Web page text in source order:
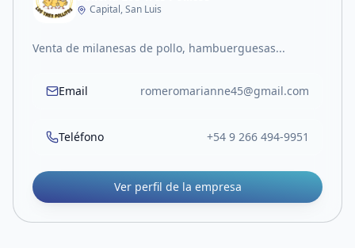
Capital, San Luis
Venta de milanesas de pollo, hambuerguesas...
Email romeromarianne45@gmail.com
Teléfono +54 9 266 494-9951
Ver perfil de la empresa